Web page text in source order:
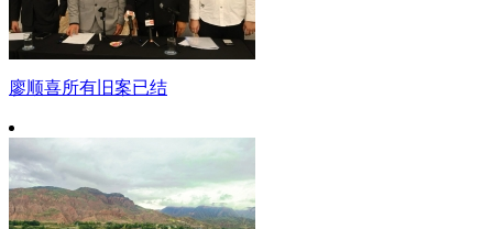
廖顺喜所有旧案已结